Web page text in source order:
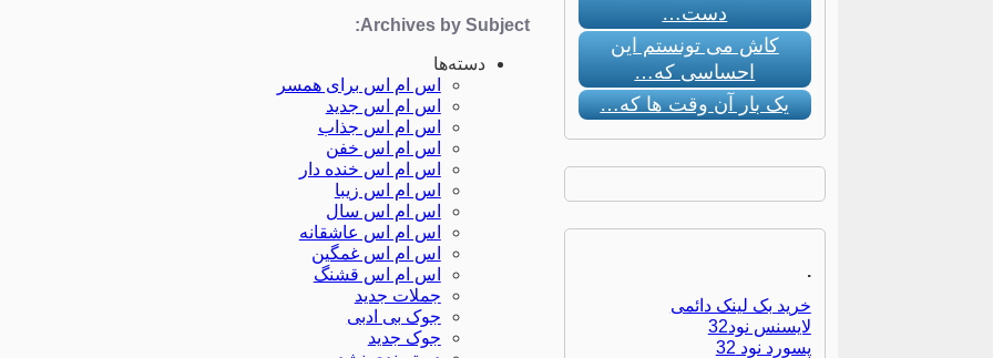
Archives by Subject:
دسته‌ها
اس ام اس برای همسر
اس ام اس جدید
اس ام اس جذاب
اس ام اس خفن
اس ام اس خنده دار
اس ام اس زیبا
اس ام اس سال
اس ام اس عاشقانه
اس ام اس غمگین
اس ام اس قشنگ
جملات جدید
جوک بی ادبی
جوک جدید
دست…
کاش می تونستم این
احساسی که…
یک بار آن وقت ها که…
.
خرید بک لینک دائمی
لایسنس نود32
پسورد نود 32